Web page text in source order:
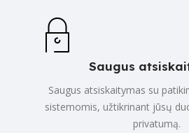
Saugus
Saugus atsiskaitymas su
sistemomis, užtikrinant jūsų
privatumą.